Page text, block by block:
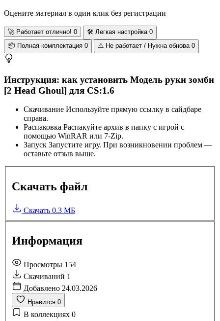
Оцените материал в один клик без регистрации
🚀Работает отлично! 0 🛠️ Легкая настройка 0
📦 Полная комплектация 0 ⚠️ Не работает / Нужна обнова 0
Инструкция: как установить Модель руки зомби
[2 Head Ghoul] для CS:1.6
Скачивание Используйте прямую ссылку в сайдбаре
справа.
Распаковка Распакуйте архив в папку с игрой с
помощью WinRAR или 7-Zip.
Запуск Запустите игру. При возникновении проблем —
оставьте отзыв выше.
Скачать файл
Скачать 0.3 МБ
Информация
Просмотры 154
Скачиваний 1
Добавлено 24.03.2026
Нравится 0
В коллекциях 0